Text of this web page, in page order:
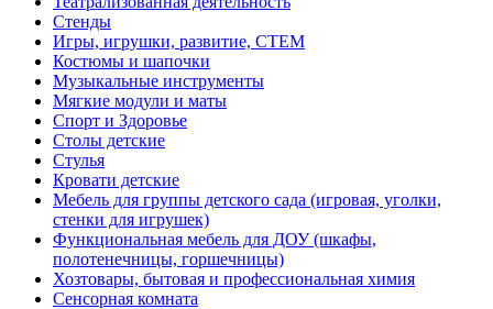
Стенды
Игры, игрушки, развитие, СТЕМ
Костюмы и шапочки
Музыкальные инструменты
Мягкие модули и маты
Спорт и Здоровье
Столы детские
Стулья
Кровати детские
Мебель для группы детского сада (игровая, уголки,
стенки для игрушек)
Функциональная мебель для ДОУ (шкафы,
полотенечницы, горшечницы)
Хозтовары, бытовая и профессиональная химия
Сенсорная комната